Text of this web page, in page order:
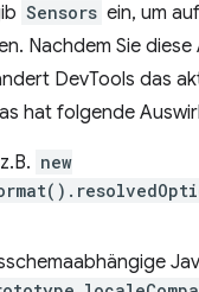
Sensors ein, um
Nachdem Sie diese
DevTools das
hat folgende
new